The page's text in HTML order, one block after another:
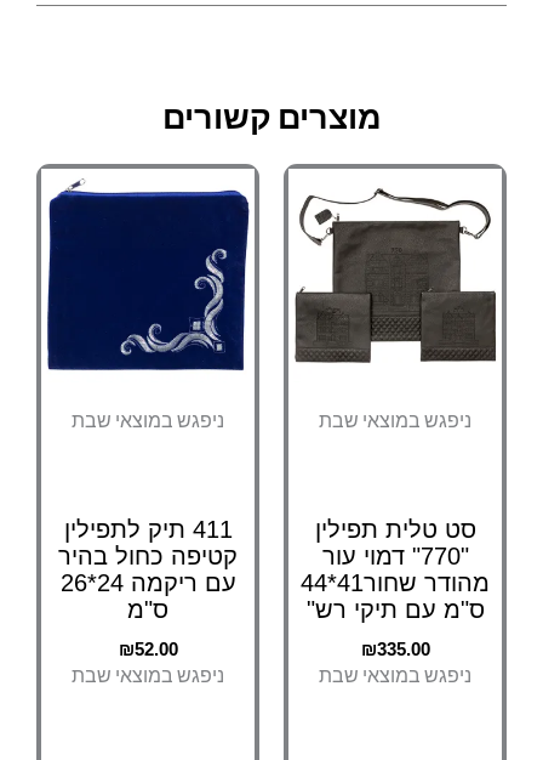
מוצרים קשורים
ניפגש במוצאי שבת
סט טלית תפילין
"770" דמוי עור
מהודר שחור41*44
ס"מ עם תיקי רש"
₪335.00
ניפגש במוצאי שבת
ניפגש במוצאי שבת
411 תיק לתפילין
קטיפה כחול בהיר
עם ריקמה 24*26
ס"מ
₪52.00
ניפגש במוצאי שבת